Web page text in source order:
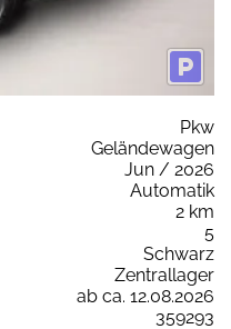
Pkw
Geländewagen
Jun / 2026
Automatik
2 km
5
Schwarz
Zentrallager
ab ca. 12.08.2026
359293